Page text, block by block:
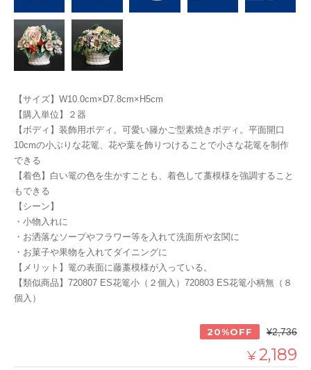
【サイズ】W10.0cm×D7.8cm×H5cm
【購入単位】２器
【ボディ】装飾用ボディ。可愛い籐かご型素焼きボディ。平面開口
10cmの小ぶりな花篭、花や葉を飾りつけることで小さな花篭を制作
できる
【着色】白い篭の色を生かすことも、着色して藁模様を強調すること
もできる
【シーン】
・小物入れに
・お洒落なソープやフラワー等を入れて洗面所や玄関に
・お菓子や果物を入れてダイニングに
【メリット】篭の表面に藤藁模様が入っている。
【類似商品】720807 ES花篭小（２個入）720803 ES花篭小柄無（８
個入）
20%OFF ¥2,736
¥2,189